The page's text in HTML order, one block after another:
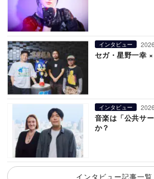
インタビュー
セガ・星野一幸
インタビュー
音楽は「公共サ
か？
インタビュー記事一覧